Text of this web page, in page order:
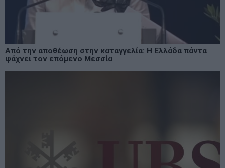
Από την αποθέωση στην καταγγελία: Η Ελλάδα πάντα
ψάχνει τον επόμενο Μεσσία